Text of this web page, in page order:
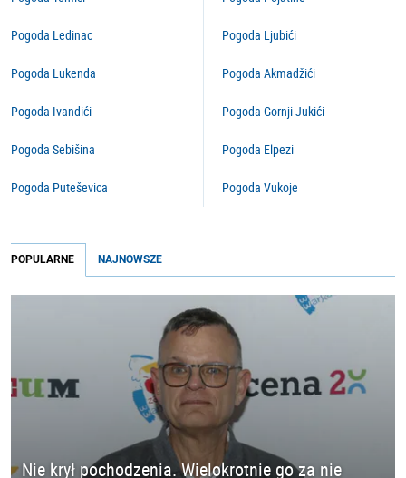
Pogoda Ledinac
Pogoda Lukenda
Pogoda Ivandići
Pogoda Sebišina
Pogoda Puteševica
Pogoda Ljubići
Pogoda Akmadžići
Pogoda Gornji Jukići
Pogoda Elpezi
Pogoda Vukoje
POPULARNE NAJNOWSZE
Nie krył pochodzenia. Wielokrotnie go za nie